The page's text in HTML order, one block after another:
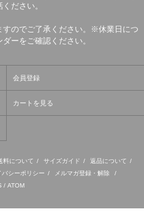
ださい。
のでご了承ください。※休業日につ
ーをご確認ください。
会員登録
カートを見る
料について / サイズガイド / 返品について /
バシーポリシー / メルマガ登録・解除
/
/ ATOM